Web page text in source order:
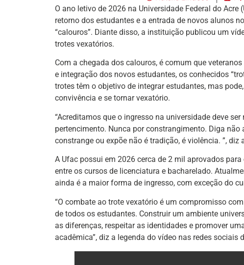
O ano letivo de 2026 na Universidade Federal do
retorno dos estudantes e a entrada de novos alunos
“calouros”. Diante disso, a instituição publicou um
trotes vexatórios.
Com a chegada dos calouros, é comum que
e integração dos novos estudantes, os conhecidos
trotes têm o objetivo de integrar estudantes, mas
convivência e se tornar vexatório.
“Acreditamos que o ingresso na universidade deve
pertencimento. Nunca por constrangimento. Diga
constrange ou expõe não é tradição, é violência. ”,
A Ufac possui em 2026 cerca de 2 mil aprovados
entre os cursos de licenciatura e bacharelado.
ainda é a maior forma de ingresso, com exceção do
“O combate ao trote vexatório é um compromisso
de todos os estudantes. Construir um ambiente
as diferenças, respeitar as identidades e promover
acadêmica”, diz a legenda do vídeo nas redes sociais